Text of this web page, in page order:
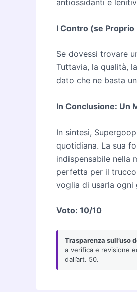
antiossidanti e
I Contro (se
Se dovessi trovare
Tuttavia, la qualità,
dato che ne basta
In Conclusione: Un
In sintesi,
quotidiana. La sua
indispensabile nella
perfetta per il
voglia di usarla
Voto: 10/10
Trasparenza sull’uso
a verifica e revisione
dall’art. 50.